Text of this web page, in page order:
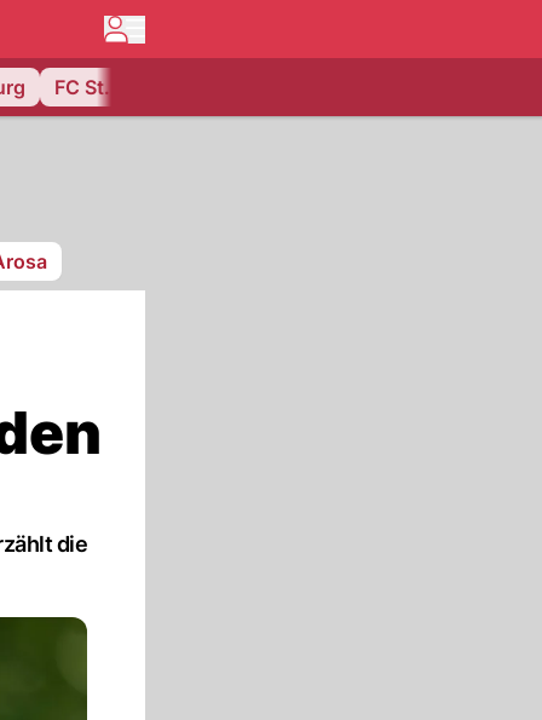
FC St. Gallen
die